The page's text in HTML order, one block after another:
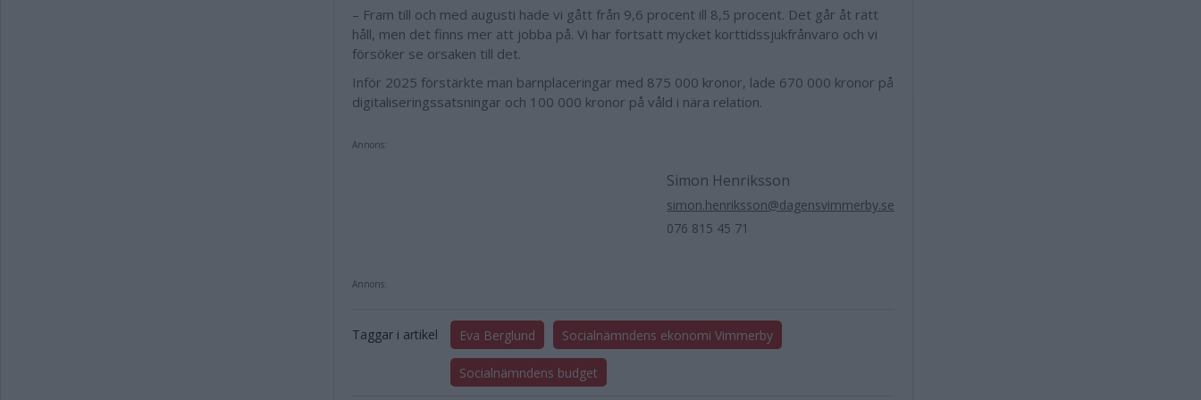
– Fram till och med augusti hade vi gått från 9,6 procent ill 8,5 procent. Det går åt rätt
håll, men det finns mer att jobba på. Vi har fortsatt mycket korttidssjukfrånvaro och vi
försöker se orsaken till det.
Inför 2025 förstärkte man barnplaceringar med 875 000 kronor, lade 670 000 kronor på
digitaliseringssatsningar och 100 000 kronor på våld i nära relation.
Annons:
Simon Henriksson
simon.henriksson@dagensvimmerby.se
076 815 45 71
Annons:
Taggar i artikel Eva Berglund Socialnämndens ekonomi Vimmerby
Socialnämndens budget